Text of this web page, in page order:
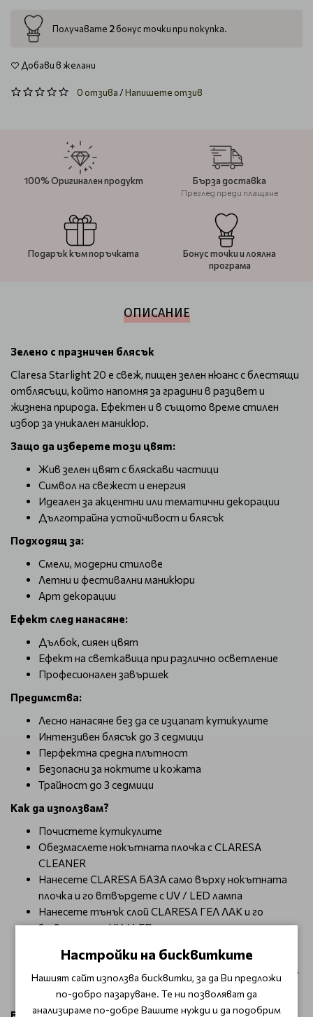
Получавате 2бонус точки при покупка.
Добави в желани
0 отзива/Напишете отзив
100% Оригинален продукт Бърза доставка
Преглед преди плащане
Подарък към поръчката
Бонус точки и лоялна
програма
ОПИСАНИЕ
Зелено с празничен блясък
Claresa Starlight 20 е свеж, пищен зелен нюанс с блестящи
отблясъци, който напомня за градини в разцвет и
жизнена природа. Ефектен и в същото време стилен
избор за уникален маникюр.
Защо да изберете този цвят:
Жив зелен цвят с бляскави частици
Символ на свежест и енергия
Идеален за акцентни или тематични декорации
Дълготрайна устойчивост и блясък
Подходящ за:
Смели, модерни стилове
Летни и фестивални маникюри
Арт декорации
Ефект след нанасяне:
Дълбок, сияен цвят
Ефект на светкавица при различно осветление
Професионален завършек
Предимства:
Лесно нанасяне без да се изцапат кутикулите
Интензивен блясък до 3 седмици
Перфектна средна плътност
Безопасни за ноктите и кожата
Трайност до 3 седмици
Как да използвам?
Почистете кутикулите
Обезмаслете нокътната плочка с CLARESA
CLEANER
Нанесете CLARESA БАЗА само върху нокътната
плочка и го втвърдете с UV / LED лампа
Нанесете тънък слой CLARESA ГЕЛ ЛАК и го
втвърдете с UV / LED лампа
да повторите предното действие
Нанесете CLARESA ТОП ЛАК и го втвърдете с UV /
LED лампа
Настройки на бисквитките
Нашият сайт използва бисквитки, за да Ви предложи
по-добро пазаруване. Те ни позволяват да
анализираме по-добре Вашите нужди и да подобрим